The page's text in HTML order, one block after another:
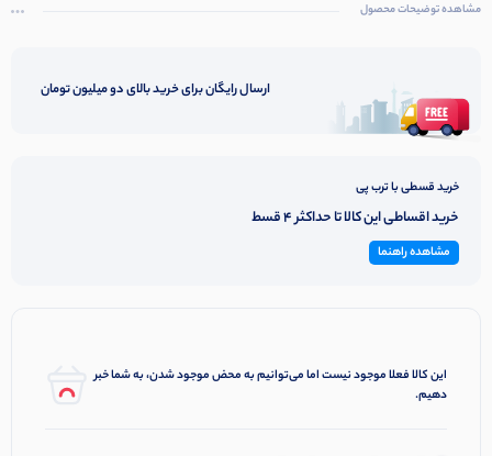
مشاهده توضیحات محصول
ارسال رایگان برای خرید بالای دو میلیون تومان
خرید قسطی با ترب پی
خرید اقساطی این کالا تا حداکثر 4 قسط
مشاهده راهنما
این کالا فعلا موجود نیست اما می‌توانیم به محض موجود شدن، به شما خبر
دهیم.